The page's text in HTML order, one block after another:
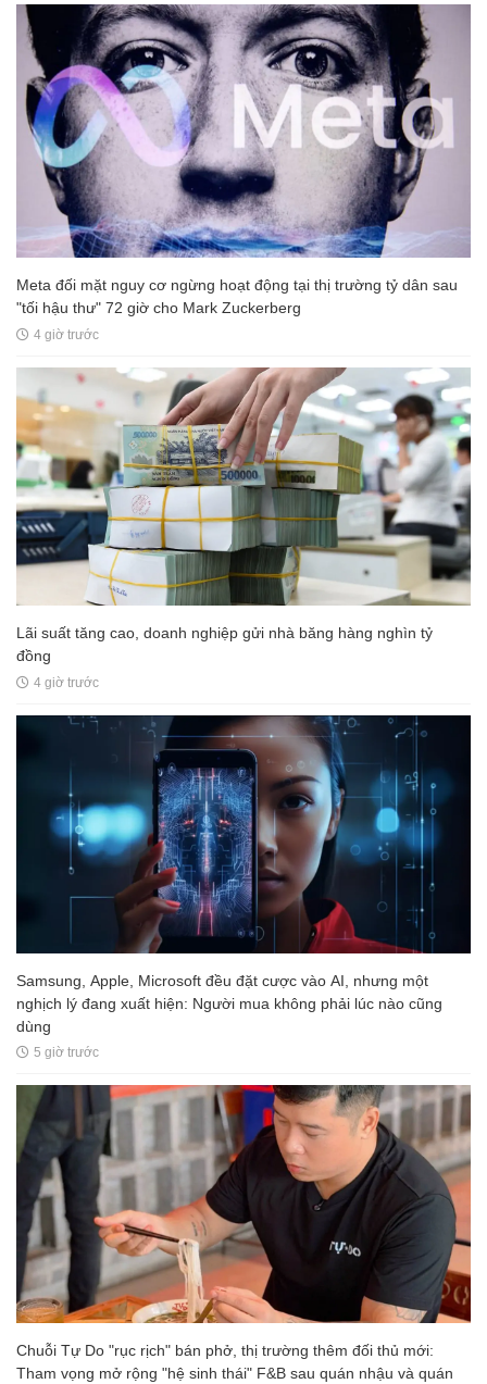
Meta đối mặt nguy cơ ngừng hoạt động tại thị trường tỷ dân sau
"tối hậu thư" 72 giờ cho Mark Zuckerberg
4 giờ trước
Lãi suất tăng cao, doanh nghiệp gửi nhà băng hàng nghìn tỷ
đồng
4 giờ trước
Samsung, Apple, Microsoft đều đặt cược vào AI, nhưng một
nghịch lý đang xuất hiện: Người mua không phải lúc nào cũng
dùng
5 giờ trước
Chuỗi Tự Do "rục rịch" bán phở, thị trường thêm đối thủ mới:
Tham vọng mở rộng "hệ sinh thái" F&B sau quán nhậu và quán